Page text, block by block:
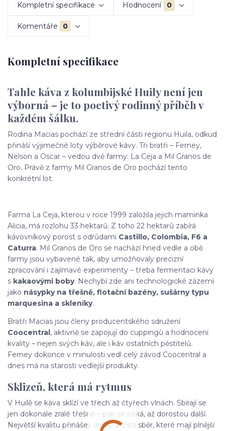
Kompletní specifikace Hodnocení 0
Komentáře 0
Kompletní specifikace
Tahle káva z kolumbijské Huily není jen
výborná – je to poctivý rodinný příběh v
každém šálku.
Rodina Macias pochází ze střední části regionu Huila, odkud
přináší výjimečné loty výběrové kávy. Tři bratři – Ferney,
Nelson a Oscar – vedou dvě farmy: La Ceja a Mil Granos de
Oro. Právě z farmy Mil Granos de Oro pochází tento
konkrétní lot.
Farma La Ceja, kterou v roce 1999 založila jejich maminka
Alicia, má rozlohu 33 hektarů. Z toho 22 hektarů zabírá
kávovníkový porost s odrůdami Castillo, Colombia, F6 a
Caturra. Mil Granos de Oro se nachází hned vedle a obě
farmy jsou vybavené tak, aby umožňovaly precizní
zpracování i zajímavé experimenty – třeba fermentaci kávy
s kakaovými boby. Nechybí zde ani technologické zázemí
jako násypky na třešně, flotační bazény, sušárny typu
marquesina a skleníky.
Bratři Macias jsou členy producentského sdružení
Coocentral, aktivně se zapojují do cuppingů a hodnocení
kvality – nejen svých káv, ale i káv ostatních pěstitelů.
Ferney dokonce v minulosti vedl celý závod Coocentral a
dnes má na starosti vedlejší produkty.
Sklizeň, která má rytmus
V Huilě se káva sklízí ve třech až čtyřech vlnách. Sbírají se
jen dokonale zralé třešně – pak se čeká, až dorostou další.
Největší kvalitu přinášejí druhý a třetí sběr, které mají plnější